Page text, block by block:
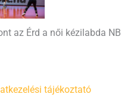
az Érd a női kézilabda NB
tájékoztató